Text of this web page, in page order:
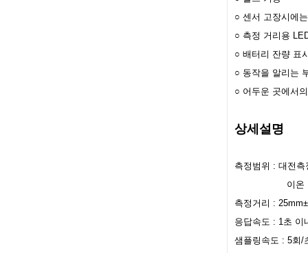
○ 센서 고장시에
○ 측정 거리용
○ 배터리 잔량 표
○ 동작을 알리는
○ 어두운 곳에서
상세설명
측정범위 : 대전
이온 밸런
측정거리 :
응답속도 : 1초 이
샘플링속도 : 5회/